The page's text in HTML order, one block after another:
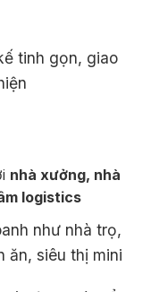
tinh gọn, giao
nhà xưởng, nhà
logistics
như nhà trọ,
ăn, siêu thị mini